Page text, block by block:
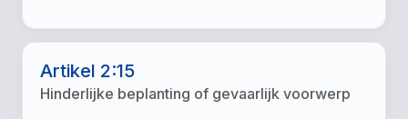
Artikel 2:15
Hinderlijke beplanting of gevaarlijk voorwerp